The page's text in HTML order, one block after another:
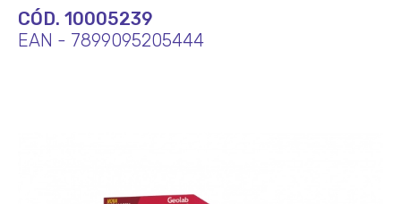
CÓD. 10005239
EAN - 7899095205444